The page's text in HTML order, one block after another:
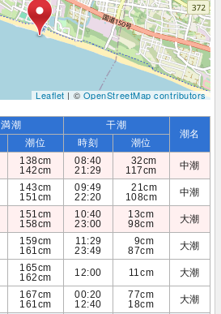
Leaflet| ©OpenStreetMap contributors
満潮 干潮
潮名
潮位 時刻
潮位
138cm
142cm
08:40
21:29
32cm
117cm
中潮
143cm
151cm
09:49
22:20
21cm
108cm
中潮
151cm
158cm
10:40
23:00
13cm
98cm
大潮
159cm
161cm
11:29
23:49
9cm
87cm
大潮
165cm
162cm
12:00 11cm 大潮
167cm
161cm
00:20
12:40
77cm
18cm
大潮